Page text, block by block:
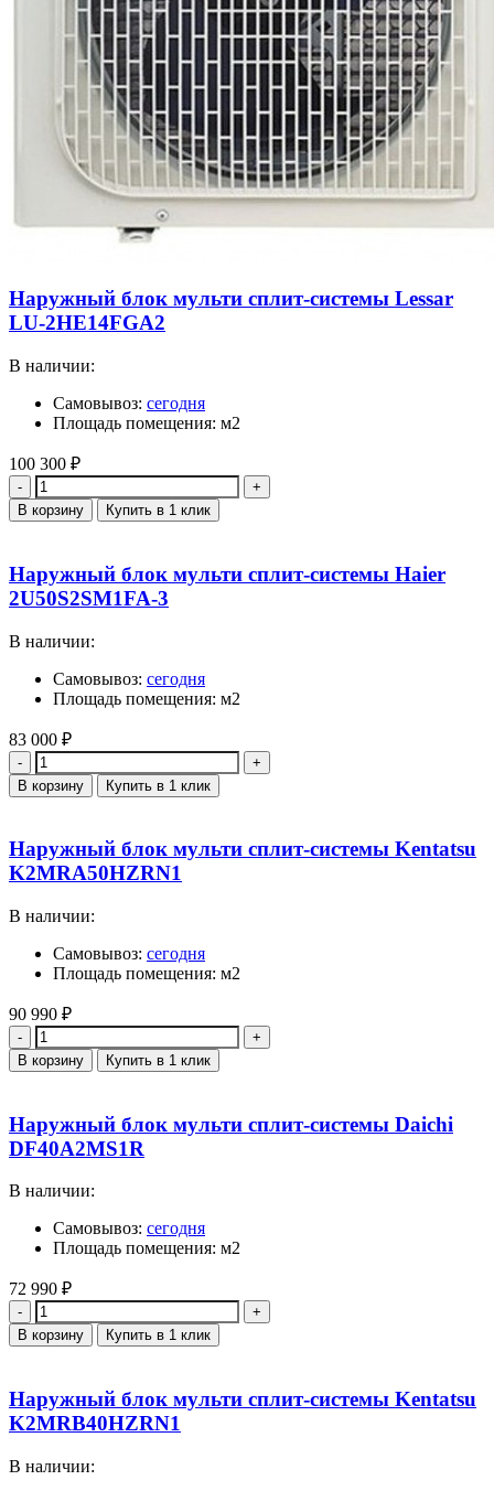
Наружный блок мульти сплит-системы Lessar
LU-2HE14FGA2
В наличии:
Самовывоз: сегодня
Площадь помещения: м2
100 300 ₽
Количество
В корзину Купить в 1 клик
Наружный блок мульти сплит-системы Haier
2U50S2SM1FA-3
В наличии:
Самовывоз: сегодня
Площадь помещения: м2
83 000 ₽
Количество
В корзину Купить в 1 клик
Наружный блок мульти сплит-системы Kentatsu
K2MRA50HZRN1
В наличии:
Самовывоз: сегодня
Площадь помещения: м2
90 990 ₽
Количество
В корзину Купить в 1 клик
Наружный блок мульти сплит-системы Daichi
DF40A2MS1R
В наличии:
Самовывоз: сегодня
Площадь помещения: м2
72 990 ₽
Количество
В корзину Купить в 1 клик
Наружный блок мульти сплит-системы Kentatsu
K2MRB40HZRN1
В наличии: